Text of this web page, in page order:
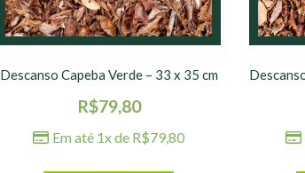
Descanso Capeba Verde – 33 x 35 cm
R$79,80
Em até 1x de R$79,80